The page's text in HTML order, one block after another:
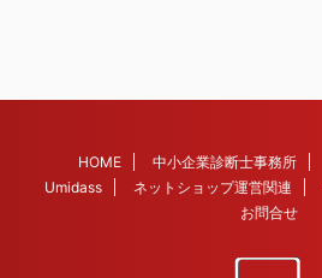
HOME 中小企業診断士事務所
Umidass
ネットショップ運営関連
お問合せ